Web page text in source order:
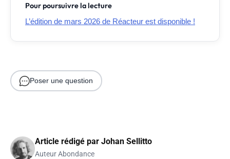
Pour poursuivre la lecture
L’édition de mars 2026 de Réacteur est disponible !
Poser une question
Article rédigé par Johan Sellitto
Auteur Abondance